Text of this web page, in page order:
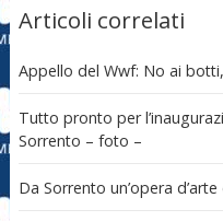
Articoli correlati
Appello del Wwf: No ai
Tutto pronto per
Sorrento – foto –
Da Sorrento un’opera